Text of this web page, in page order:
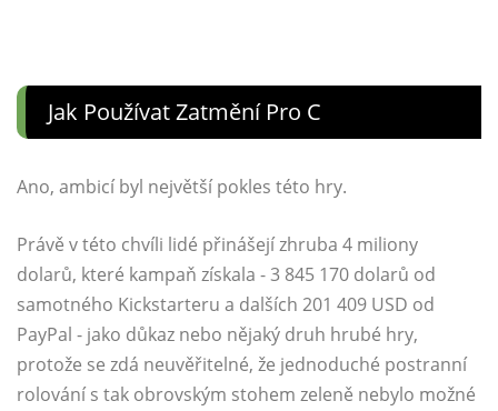
Jak Používat Zatmění Pro C
Ano, ambicí byl největší pokles této hry.
Právě v této chvíli lidé přinášejí zhruba 4 miliony
dolarů, které kampaň získala - 3 845 170 dolarů od
samotného Kickstarteru a dalších 201 409 USD od
PayPal - jako důkaz nebo nějaký druh hrubé hry,
protože se zdá neuvěřitelné, že jednoduché postranní
rolování s tak obrovským stohem zeleně nebylo možné